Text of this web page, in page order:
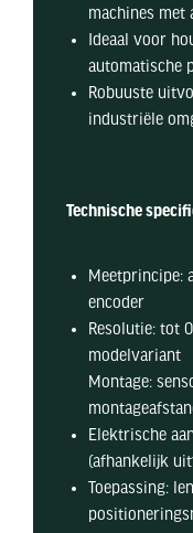
machines met
Ideaal voor
automatische
Robuuste
industriële
Technische
Meetprincipe:
encoder
Resolutie: tot
modelvariant
Montage:
Elektrische
(afhankelijk
Toepassing: